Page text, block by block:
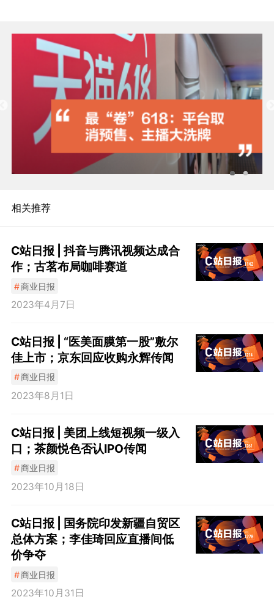
相关推荐
C站日报 | 抖音与腾讯视频达成合
作；古茗布局咖啡赛道
#商业日报
2023年4月7日
C站日报 | “医美面膜第一股”敷尔
佳上市；京东回应收购永辉传闻
#商业日报
2023年8月1日
C站日报 | 美团上线短视频一级入
口；茶颜悦色否认IPO传闻
#商业日报
2023年10月18日
C站日报 | 国务院印发新疆自贸区
总体方案；李佳琦回应直播间低
价争夺
#商业日报
2023年10月31日